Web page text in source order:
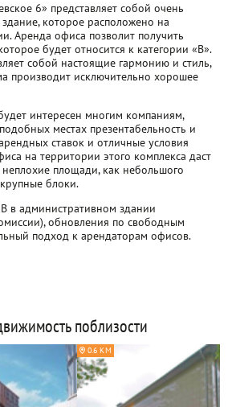
6» представляет собой очень
которое расположено на
Аренда офиса позволит получить
будет относится к категории «В».
собой настоящие гармонию и стиль,
производит исключительно хорошее
интересен многим компаниям,
местах презентабельность и
ставок и отличные условия
на территории этого комплекса даст
площади, как небольшого
блоки.
в административном здании
обновления по свободным
подход к арендаторам офисов.
поблизости
0.6 КМ